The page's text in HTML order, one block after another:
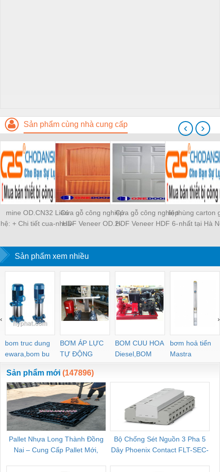
Sản phẩm cùng nhà cung cấp
mine OD.CN32 Liên
hệ: + Chi tiết cua-nhua-
Melamine-ODCửa
nhựa công nghiệp MDF
Melamine OD. M2C
công nghiệp MDF
Melamine OD. M2C
Cửa gỗ công nghiệp
HDF Veneer OD.2-
Cửa gỗ công nghiệp
HDF Veneer HDF 6-
In thùng carton
nhất tại Hà
‹ ›
Sản phẩm xem nhiều
bom truc dung
ewara,bom bu
ewara
BƠM ÁP LỰC
TỰ ĐỘNG
BOM CUU HOA
Diesel,BOM
CHUA CHAY
bơm hoả tiển
Mastra
‹ ›
Sản phẩm mới (147896)
Pallet Nhựa Long Thành Đồng
Nai – Cung Cấp Pallet Mới,
Bộ Chống Sét Nguồn 3 Pha 5
Dây Phoenix Contact FLT-SEC-